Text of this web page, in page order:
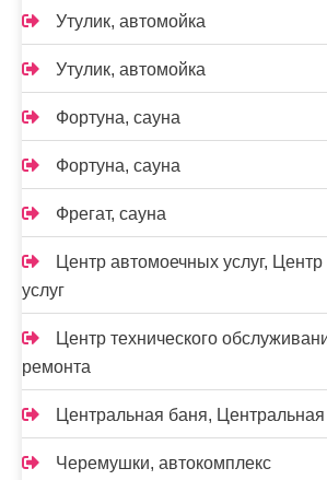
Утулик, автомойка
Утулик, автомойка
Фортуна, сауна
Фортуна, сауна
Фрегат, сауна
Центр автомоечных услуг,
услуг
Центр технического
ремонта
Центральная баня,
Черемушки, автокомплекс